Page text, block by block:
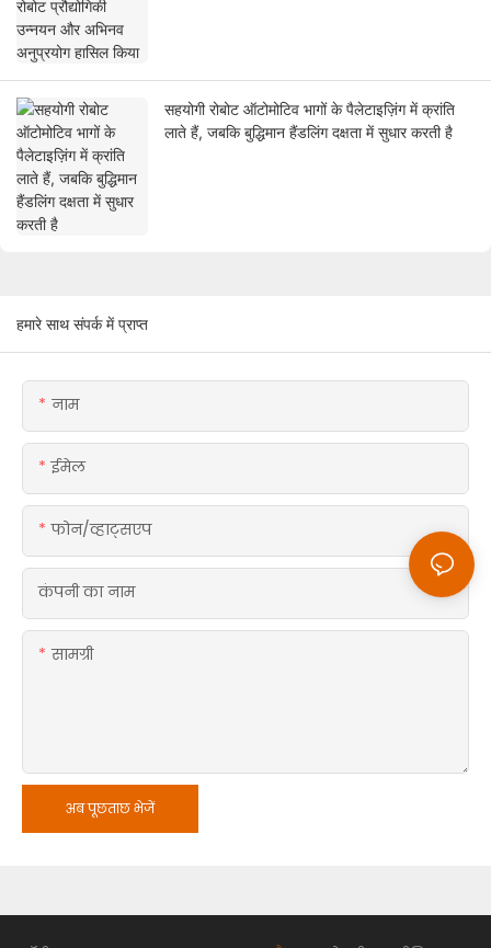
सहयोगी रोबोट ऑटोमोटिव भागों के पैलेटाइज़िंग में क्रांति
लाते हैं, जबकि बुद्धिमान हैंडलिंग दक्षता में सुधार करती है
हमारे साथ संपर्क में प्राप्त
नाम
ईमेल
फोन/व्हाट्सएप
कंपनी का नाम
सामग्री
अब पूछताछ भेजें